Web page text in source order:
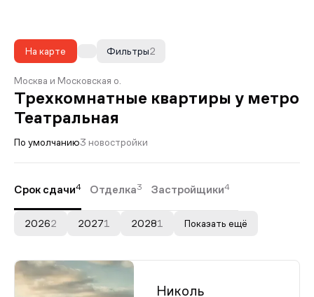
На карте 2
Фильтры
Москва и Московская о.
Трехкомнатные квартиры у метро
Театральная
По умолчанию3 новостройки
Срок сдачи4 Отделка3 Застройщики4
20262 20271 20281 Показать ещё
Николь